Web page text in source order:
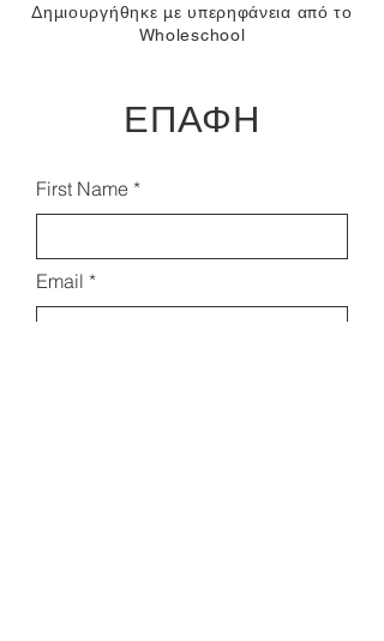
Δημιουργήθηκε με υπερηφάνεια από το
Wholeschool
ΕΠΑΦΗ
First Name
Email